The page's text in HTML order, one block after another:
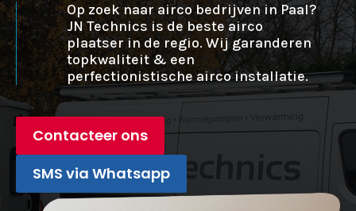
Op zoek naar airco bedrijven in Paal?
JN Technics is de beste airco
plaatser in de regio. Wij garanderen
topkwaliteit & een
perfectionistische airco installatie.
Contacteer ons
SMS via Whatsapp